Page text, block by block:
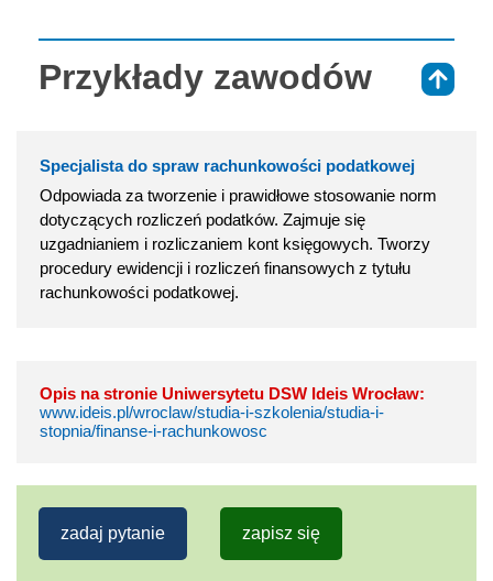
Przykłady zawodów
Specjalista do spraw rachunkowości podatkowej
Odpowiada za tworzenie i prawidłowe stosowanie norm
dotyczących rozliczeń podatków. Zajmuje się
uzgadnianiem i rozliczaniem kont księgowych. Tworzy
procedury ewidencji i rozliczeń finansowych z tytułu
rachunkowości podatkowej.
Opis na stronie Uniwersytetu DSW Ideis Wrocław:
www.ideis.pl/wroclaw/studia-i-szkolenia/studia-i-
stopnia/finanse-i-rachunkowosc
zadaj pytanie zapisz się